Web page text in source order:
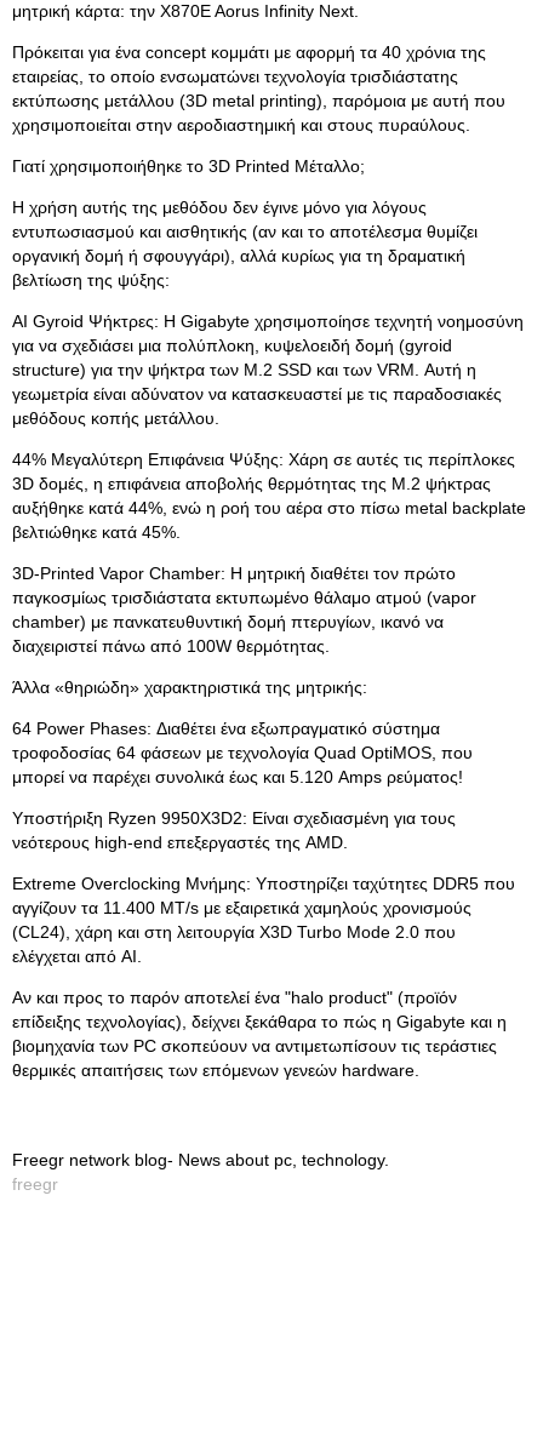
μητρική κάρτα: την X870E Aorus Infinity Next.
Πρόκειται για ένα concept κομμάτι με αφορμή τα 40 χρόνια της
εταιρείας, το οποίο ενσωματώνει τεχνολογία τρισδιάστατης
εκτύπωσης μετάλλου (3D metal printing), παρόμοια με αυτή που
χρησιμοποιείται στην αεροδιαστημική και στους πυραύλους.
Γιατί χρησιμοποιήθηκε το 3D Printed Μέταλλο;
Η χρήση αυτής της μεθόδου δεν έγινε μόνο για λόγους
εντυπωσιασμού και αισθητικής (αν και το αποτέλεσμα θυμίζει
οργανική δομή ή σφουγγάρι), αλλά κυρίως για τη δραματική
βελτίωση της ψύξης:
AI Gyroid Ψήκτρες: Η Gigabyte χρησιμοποίησε τεχνητή νοημοσύνη
για να σχεδιάσει μια πολύπλοκη, κυψελοειδή δομή (gyroid
structure) για την ψήκτρα των M.2 SSD και των VRM. Αυτή η
γεωμετρία είναι αδύνατον να κατασκευαστεί με τις παραδοσιακές
μεθόδους κοπής μετάλλου.
44% Μεγαλύτερη Επιφάνεια Ψύξης: Χάρη σε αυτές τις περίπλοκες
3D δομές, η επιφάνεια αποβολής θερμότητας της M.2 ψήκτρας
αυξήθηκε κατά 44%, ενώ η ροή του αέρα στο πίσω metal backplate
βελτιώθηκε κατά 45%.
3D-Printed Vapor Chamber: Η μητρική διαθέτει τον πρώτο
παγκοσμίως τρισδιάστατα εκτυπωμένο θάλαμο ατμού (vapor
chamber) με πανκατευθυντική δομή πτερυγίων, ικανό να
διαχειριστεί πάνω από 100W θερμότητας.
Άλλα «θηριώδη» χαρακτηριστικά της μητρικής:
64 Power Phases: Διαθέτει ένα εξωπραγματικό σύστημα
τροφοδοσίας 64 φάσεων με τεχνολογία Quad OptiMOS, που
μπορεί να παρέχει συνολικά έως και 5.120 Amps ρεύματος!
Υποστήριξη Ryzen 9950X3D2: Είναι σχεδιασμένη για τους
νεότερους high-end επεξεργαστές της AMD.
Extreme Overclocking Μνήμης: Υποστηρίζει ταχύτητες DDR5 που
αγγίζουν τα 11.400 MT/s με εξαιρετικά χαμηλούς χρονισμούς
(CL24), χάρη και στη λειτουργία X3D Turbo Mode 2.0 που
ελέγχεται από AI.
Αν και προς το παρόν αποτελεί ένα "halo product" (προϊόν
επίδειξης τεχνολογίας), δείχνει ξεκάθαρα το πώς η Gigabyte και η
βιομηχανία των PC σκοπεύουν να αντιμετωπίσουν τις τεράστιες
θερμικές απαιτήσεις των επόμενων γενεών hardware.
Freegr network blog- News about pc, technology.
freegr